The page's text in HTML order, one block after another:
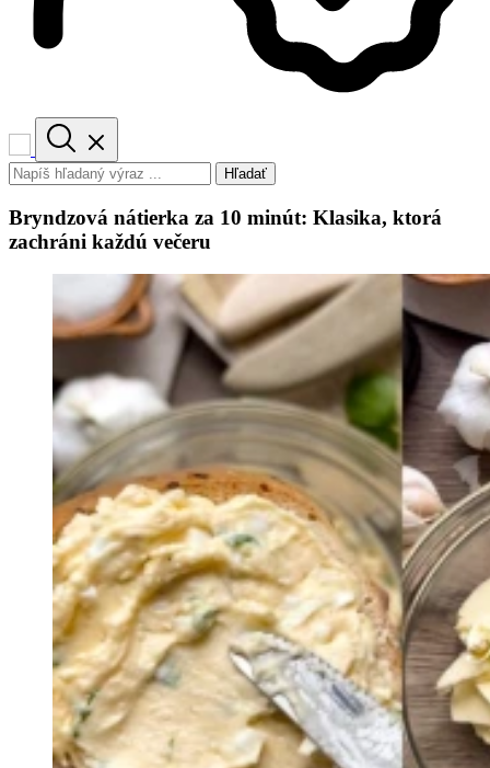
Hľadať
Bryndzová nátierka za 10 minút: Klasika, ktorá
zachráni každú večeru